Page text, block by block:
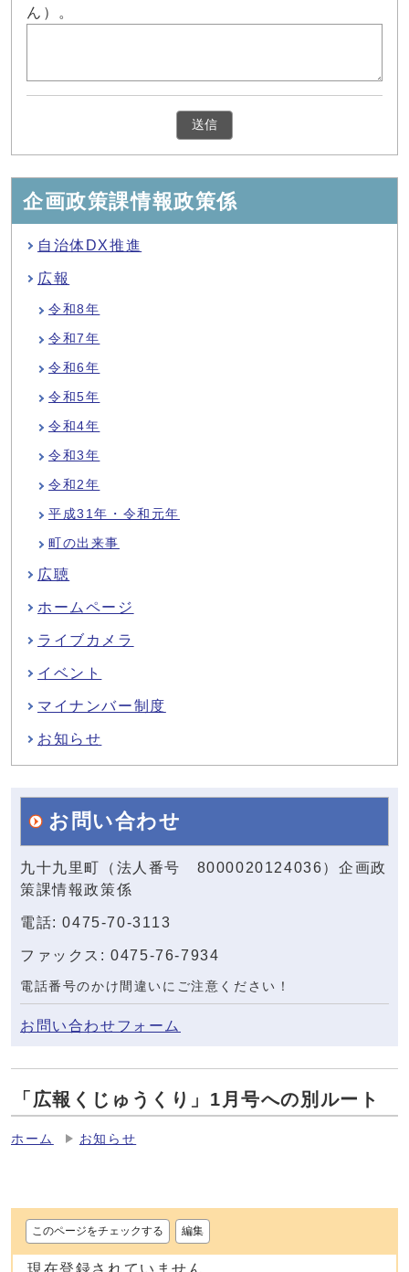
ん）。
企画政策課情報政策係
自治体DX推進
広報
令和8年
令和7年
令和6年
令和5年
令和4年
令和3年
令和2年
平成31年・令和元年
町の出来事
広聴
ホームページ
ライブカメラ
イベント
マイナンバー制度
お知らせ
お問い合わせ
九十九里町（法人番号 8000020124036）企画政
策課情報政策係
電話: 0475-70-3113
ファックス: 0475-76-7934
電話番号のかけ間違いにご注意ください！
お問い合わせフォーム
「広報くじゅうくり」1月号への別ルート
ホーム お知らせ
このページをチェックする 編集